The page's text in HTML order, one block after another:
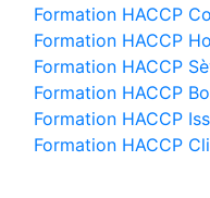
Formation HACCP
Formation HACCP
Formation HACCP
Formation HACCP
Formation HACCP
Formation HACCP